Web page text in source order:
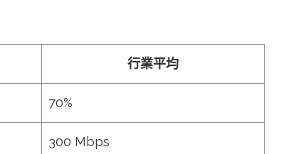
行業平均
70%
300 Mbps